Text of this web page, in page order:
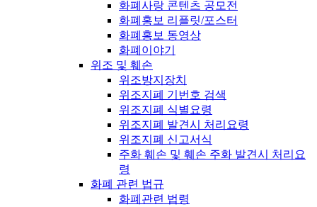
화폐사랑 콘텐츠 공모전
화폐홍보 리플릿/포스터
화폐홍보 동영상
화폐이야기
위조 및 훼손
위조방지장치
위조지폐 기번호 검색
위조지폐 식별요령
위조지폐 발견시 처리요령
위조지폐 신고서식
주화 훼손 및 훼손 주화 발견시 처리요
령
화폐 관련 법규
화폐관련 법령